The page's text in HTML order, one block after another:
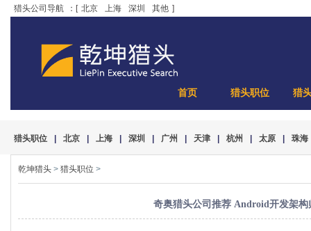
猎头公司导航 ：[ 北京 上海 深圳 其他 ]
首页 猎头职位 猎
猎头职位 北京 上海 深圳 广州 天津 杭州 太原 珠海
乾坤猎头 > 猎头职位 >
奇奥猎头公司推荐 Android开发架构